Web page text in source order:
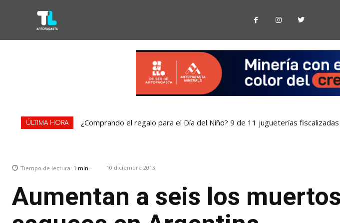
ÚLTIMA HORA ¿Comprando el regalo para el Día del Niño? 9 de 11 jugueterías
Tiempo de lectura: 1 min. 10 diciembre 2013
Aumentan a seis los